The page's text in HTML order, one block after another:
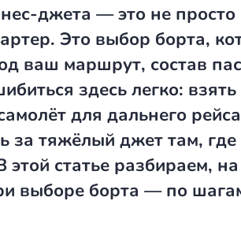
джета — это не просто
Это выбор борта,
ваш маршрут, состав
здесь легко:
для дальнего
за тяжёлый джет там,
этой статье разбираем,
выборе борта — по